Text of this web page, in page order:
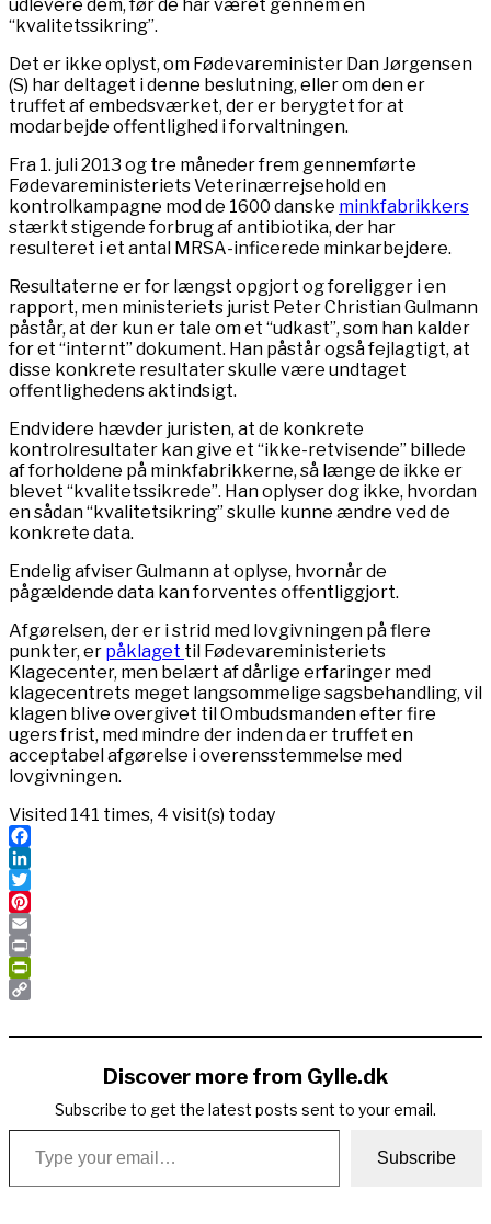
udlevere dem, før de har været gennem en
“kvalitetssikring”.
Det er ikke oplyst, om Fødevareminister Dan Jørgensen
(S) har deltaget i denne beslutning, eller om den er
truffet af embedsværket, der er berygtet for at
modarbejde offentlighed i forvaltningen.
Fra 1. juli 2013 og tre måneder frem gennemførte
Fødevareministeriets Veterinærrejsehold en
kontrolkampagne mod de 1600 danske minkfabrikkers
stærkt stigende forbrug af antibiotika, der har
resulteret i et antal MRSA-inficerede minkarbejdere.
Resultaterne er for længst opgjort og foreligger i en
rapport, men ministeriets jurist Peter Christian Gulmann
påstår, at der kun er tale om et “udkast”, som han kalder
for et “internt” dokument. Han påstår også fejlagtigt, at
disse konkrete resultater skulle være undtaget
offentlighedens aktindsigt.
Endvidere hævder juristen, at de konkrete
kontrolresultater kan give et “ikke-retvisende” billede
af forholdene på minkfabrikkerne, så længe de ikke er
blevet “kvalitetssikrede”. Han oplyser dog ikke, hvordan
en sådan “kvalitetsikring” skulle kunne ændre ved de
konkrete data.
Endelig afviser Gulmann at oplyse, hvornår de
pågældende data kan forventes offentliggjort.
Afgørelsen, der er i strid med lovgivningen på flere
punkter, er påklaget til Fødevareministeriets
Klagecenter, men belært af dårlige erfaringer med
klagecentrets meget langsommelige sagsbehandling, vil
klagen blive overgivet til Ombudsmanden efter fire
ugers frist, med mindre der inden da er truffet en
acceptabel afgørelse i overensstemmelse med
lovgivningen.
Visited 141 times, 4 visit(s) today
Facebook
LinkedIn
Twitter
Pinterest
Email
Print
PrintFriendly
Link
Discover more from Gylle.dk
Subscribe to get the latest posts sent to your email.
Type your email…
Subscribe